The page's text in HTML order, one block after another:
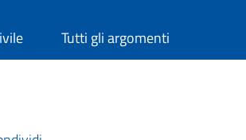
Tutti gli argomenti